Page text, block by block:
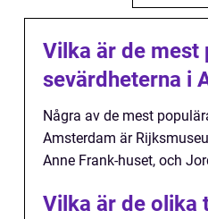
Vilka är de mest
sevärdheterna i
Några av de mest
Amsterdam är
Anne Frank-huset, och
Vilka är de olika